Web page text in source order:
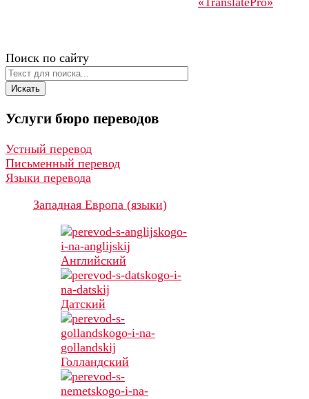
Поиск по сайту
Искать
Услуги бюро переводов
Устный перевод
Письменный перевод
Языки перевода
Западная Европа (языки)
Английский
Датский
Голландский